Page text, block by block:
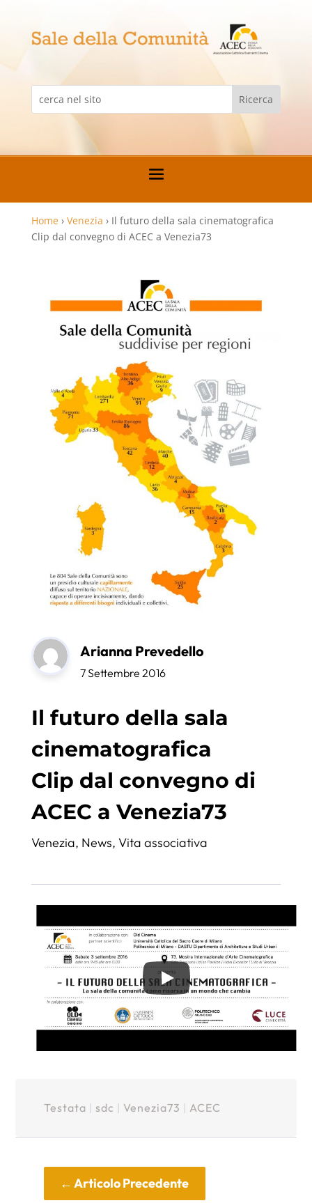
Home › Venezia › Il futuro della sala cinematografica
Clip dal convegno di ACEC a Venezia73
Arianna Prevedello
7 Settembre 2016
Il futuro della sala
cinematografica
Clip dal convegno di
ACEC a Venezia73
Venezia, News, Vita associativa
Testata sdc Venezia73 ACEC
←Articolo Precedente